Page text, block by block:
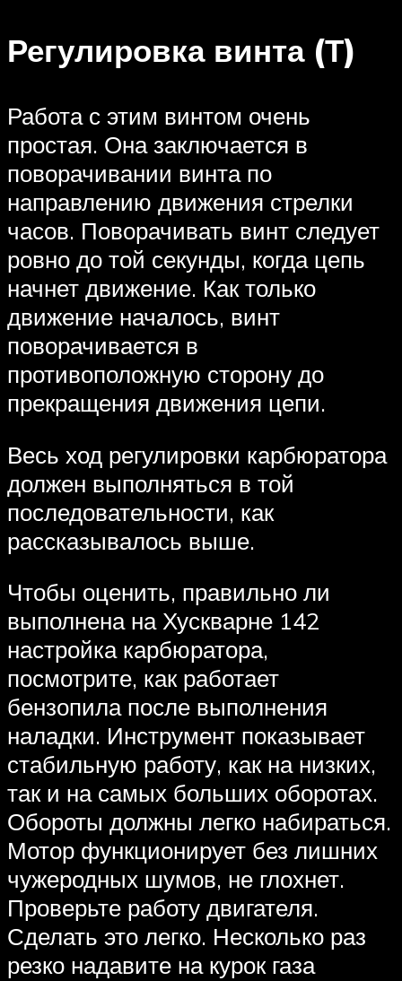
Регулировка винта (Т)
Работа с этим винтом очень
простая. Она заключается в
поворачивании винта по
направлению движения стрелки
часов. Поворачивать винт следует
ровно до той секунды, когда цепь
начнет движение. Как только
движение началось, винт
поворачивается в
противоположную сторону до
прекращения движения цепи.
Весь ход регулировки карбюратора
должен выполняться в той
последовательности, как
рассказывалось выше.
Чтобы оценить, правильно ли
выполнена на Хускварне 142
настройка карбюратора,
посмотрите, как работает
бензопила после выполнения
наладки. Инструмент показывает
стабильную работу, как на низких,
так и на самых больших оборотах.
Обороты должны легко набираться.
Мотор функционирует без лишних
чужеродных шумов, не глохнет.
Проверьте работу двигателя.
Сделать это легко. Несколько раз
резко надавите на курок газа